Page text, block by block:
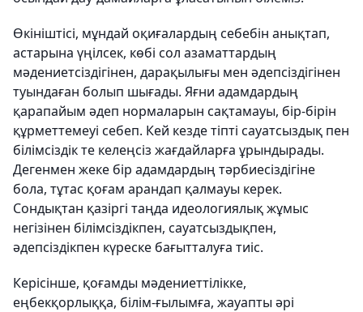
Өкініштісі, мұндай оқиғалардың себебін анықтап,
астарына үңілсек, көбі сол азаматтардың
мәдениетсіздігінен, дарақылығы мен әдепсіздігінен
туындаған болып шығады. Яғни адамдардың
қарапайым әдеп нормаларын сақтамауы, бір-бірін
құрметтемеуі себеп. Кей кезде тіпті сауатсыздық пен
білімсіздік те келеңсіз жағдайларға ұрындырады.
Дегенмен жеке бір адамдардың тәрбиесіздігіне
бола, тұтас қоғам арандап қалмауы керек.
Сондықтан қазіргі таңда идеологиялық жұмыс
негізінен білімсіздікпен, сауатсыздықпен,
әдепсіздікпен күреске бағытталуға тиіс.
Керісінше, қоғамды мәдениеттілікке,
еңбекқорлыққа, білім-ғылымға, жауапты әрі